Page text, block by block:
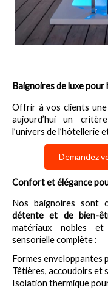
Baignoires de luxe
Offrir à vos clients
aujourd’hui un
l’univers de l’hôtellerie
Demandez
Confort et élégance
Nos baignoires sont
détente et de bien-
matériaux nobles
sensorielle complète :
Formes enveloppantes
Têtières, accoudoirs et
Isolation thermique